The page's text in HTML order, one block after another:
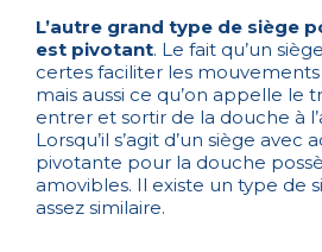
L’autre grand type de siège
est pivotant. Le fait qu’un
certes faciliter les
mais aussi ce qu’on appelle le
entrer et sortir de la douche à
Lorsqu’il s’agit d’un siège avec
pivotante pour la douche
amovibles. Il existe un type de
assez similaire.